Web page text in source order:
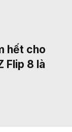
hết cho
Flip 8 là